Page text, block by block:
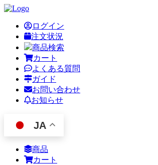
ログイン
注文状況
商品検索
カート
よくある質問
ガイド
お問い合わせ
お知らせ
JA
商品
カート